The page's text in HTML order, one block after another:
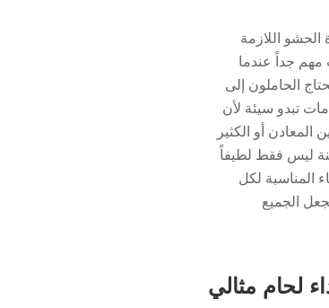
اللازمة
مهم جداً عندما
الحاملون إلى
تبدو سيئة لأن
أو الكثير
ليس فقط لطيفاً
المناسبة لكل
الجميع
لحام مثالي